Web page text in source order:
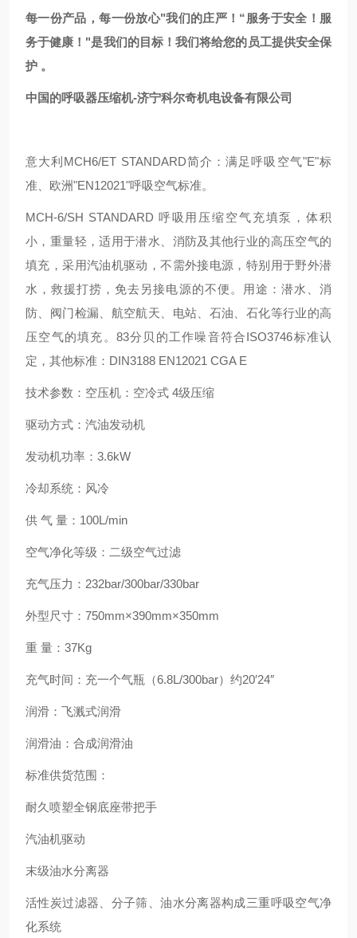
每一份产品，每一份放心"我们的庄严！“服务于安全！服
务于健康！"是我们的目标！我们将给您的员工提供安全保
护 。
中国的呼吸器压缩机-济宁科尔奇机电设备有限公司
意大利MCH6/ET STANDARD简介：满足呼吸空气"E"标
准、欧洲"EN12021"呼吸空气标准。
MCH-6/SH STANDARD 呼吸用压缩空气充填泵，体积
小，重量轻，适用于潜水、消防及其他行业的高压空气的
填充，采用汽油机驱动，不需外接电源，特别用于野外潜
水，救援打捞，免去另接电源的不便。用途：潜水、消
防、阀门检漏、航空航天、电站、石油、石化等行业的高
压空气的填充。83分贝的工作噪音符合ISO3746标准认
定，其他标准：DIN3188 EN12021 CGA E
技术参数：空压机：空冷式 4级压缩
驱动方式：汽油发动机
发动机功率：3.6kW
冷却系统：风冷
供 气 量：100L/min
空气净化等级：二级空气过滤
充气压力：232bar/300bar/330bar
外型尺寸：750mm×390mm×350mm
重 量：37Kg
充气时间：充一个气瓶（6.8L/300bar）约20′24″
润滑：飞溅式润滑
润滑油：合成润滑油
标准供货范围：
耐久喷塑全钢底座带把手
汽油机驱动
末级油水分离器
活性炭过滤器、分子筛、油水分离器构成三重呼吸空气净
化系统